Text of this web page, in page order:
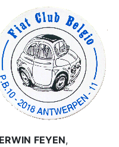
ERWIN FEYEN,